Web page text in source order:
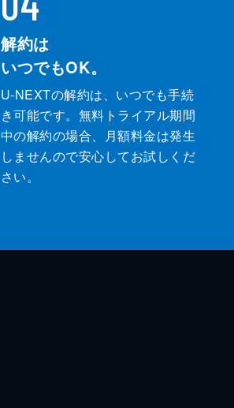
解約は
いつでもOK。
U-NEXTの解約は、いつでも手続
き可能です。無料トライアル期間
中の解約の場合、月額料金は発生
しませんので安心してお試しくだ
さい。